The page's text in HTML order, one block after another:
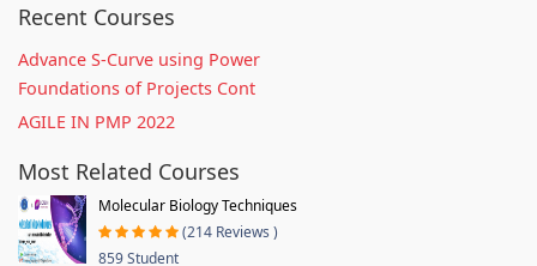
Recent Courses
Advance S-Curve using Power
Foundations of Projects Cont
AGILE IN PMP 2022
Most Related Courses
Molecular Biology Techniques
(214 Reviews )
859 Student